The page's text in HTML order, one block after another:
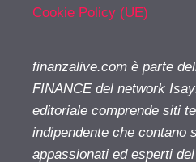
Cookie Policy (UE)
finanzalive.com è parte
FINANCE del network
editoriale comprende siti
indipendente che contano
appassionati ed esperti